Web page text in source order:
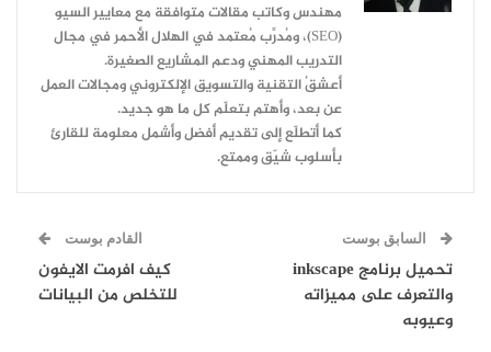
مهندس وكاتب مقالات متوافقة مع معايير السيو
(SEO)، ومُدرِّب مُعتمد في الهلال الأحمر في مجال
التدريب المهني ودعم المشاريع الصغيرة.
أعشقُ التقنية والتسويق الإلكتروني ومجالات العمل
عن بعد، وأهتم بتعلّم كل ما هو جديد.
كما أتطلّع إلى تقديم أفضل وأشمل معلومة للقارئ
بأسلوب شيّق وممتع.
السابق بوست
تحميل برنامج inkscape
والتعرف على مميزاته
وعيوبه
القادم بوست
كيف افرمت الايفون
للتخلص من البيانات